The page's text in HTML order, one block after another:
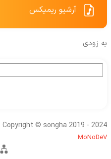
آرشیو ریمیکس
به زودی
Copyright © songha 2019 - 2024
MoNoDeV